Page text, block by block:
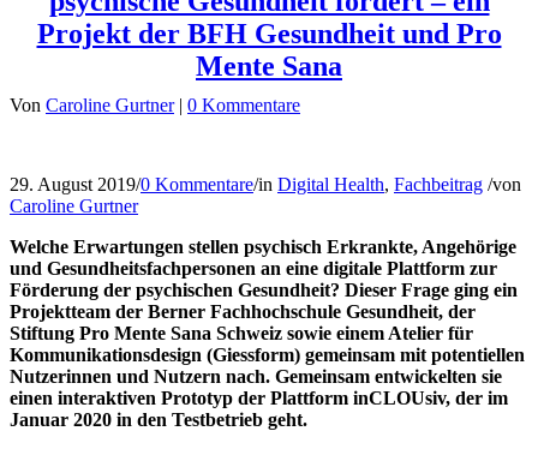
Projekt der BFH Gesundheit und Pro
Mente Sana
Von Caroline Gurtner | 0 Kommentare
29. August 2019/0 Kommentare/in Digital Health, Fachbeitrag /von
Caroline Gurtner
Welche Erwartungen stellen psychisch Erkrankte, Angehörige
und Gesundheitsfachpersonen an eine digitale Plattform zur
Förderung der psychischen Gesundheit? Dieser Frage ging ein
Projektteam der Berner Fachhochschule Gesundheit, der
Stiftung Pro Mente Sana Schweiz sowie einem Atelier für
Kommunikationsdesign (Giessform) gemeinsam mit potentiellen
Nutzerinnen und Nutzern nach. Gemeinsam entwickelten sie
einen interaktiven Prototyp der Plattform inCLOUsiv, der im
Januar 2020 in den Testbetrieb geht.